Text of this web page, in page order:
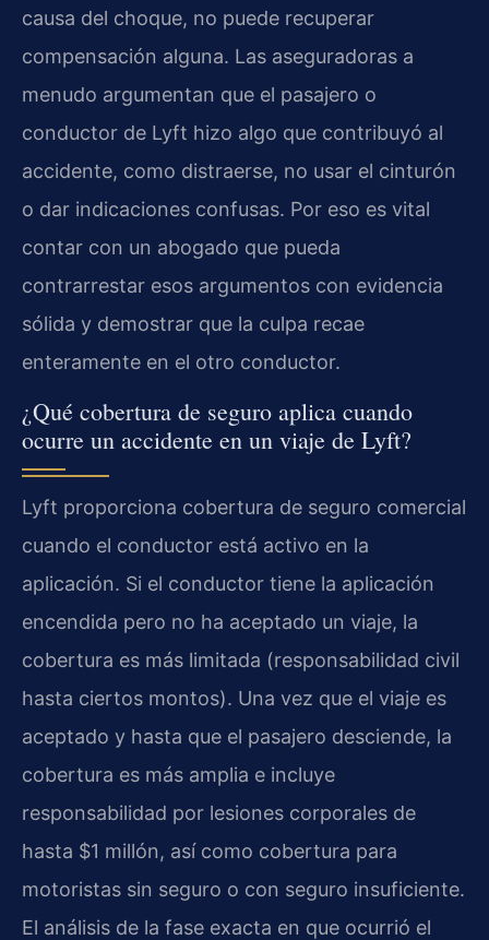
causa del choque, no puede recuperar
compensación alguna. Las aseguradoras a
menudo argumentan que el pasajero o
conductor de Lyft hizo algo que contribuyó al
accidente, como distraerse, no usar el cinturón
o dar indicaciones confusas. Por eso es vital
contar con un abogado que pueda
contrarrestar esos argumentos con evidencia
sólida y demostrar que la culpa recae
enteramente en el otro conductor.
¿Qué cobertura de seguro aplica cuando
ocurre un accidente en un viaje de Lyft?
Lyft proporciona cobertura de seguro comercial
cuando el conductor está activo en la
aplicación. Si el conductor tiene la aplicación
encendida pero no ha aceptado un viaje, la
cobertura es más limitada (responsabilidad civil
hasta ciertos montos). Una vez que el viaje es
aceptado y hasta que el pasajero desciende, la
cobertura es más amplia e incluye
responsabilidad por lesiones corporales de
hasta $1 millón, así como cobertura para
motoristas sin seguro o con seguro insuficiente.
El análisis de la fase exacta en que ocurrió el